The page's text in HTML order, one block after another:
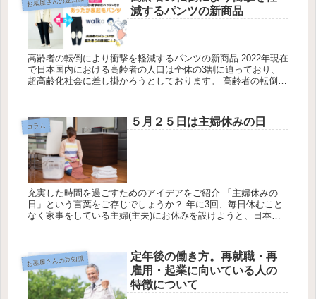
減するパンツの新商品
高齢者の転倒により衝撃を軽減するパンツの新商品 2022年現在
で日本国内における高齢者の人口は全体の3割に迫っており、
超高齢化社会に差し掛かろうとしております。 高齢者の転倒に
コラム ５月２５日は主婦休みの日
充実した時間を過ごすためのアイデアをご紹介 「主婦休みの
日」という言葉をご存じでしょうか？ 年に3回、毎日休むこと
なく家事をしている主婦(主夫)にお休みを設けようと、日本記
お墓屋さんの豆知識
定年後の働き方。再就職・再
雇用・起業に向いている人の
特徴について